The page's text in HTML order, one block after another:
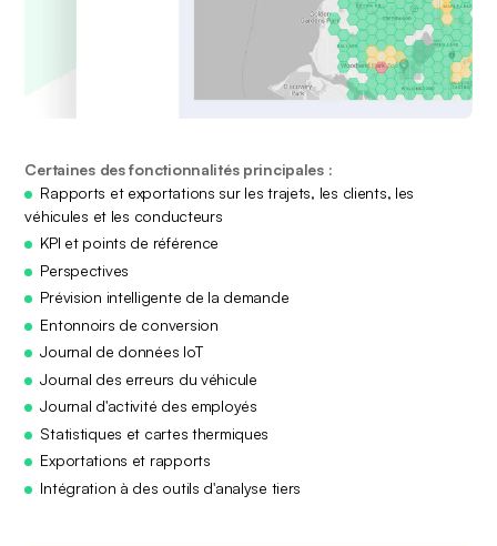
Certaines des fonctionnalités principales :
Rapports et exportations sur les trajets, les clients, les
véhicules et les conducteurs
KPI et points de référence
Perspectives
Prévision intelligente de la demande
Entonnoirs de conversion
Journal de données IoT
Journal des erreurs du véhicule
Journal d'activité des employés
Statistiques et cartes thermiques
Exportations et rapports
Intégration à des outils d'analyse tiers